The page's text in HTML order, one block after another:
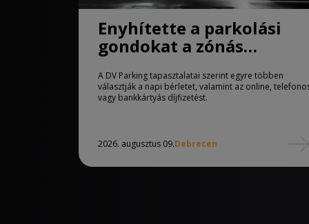
Enyhítette a parkolási
gondokat a zónás
rendszer Debrecenben
A DV Parking tapasztalatai szerint egyre többen
választják a napi bérletet, valamint az online,
vagy bankkártyás díjfizetést.
2026. augusztus 09.Debrecen